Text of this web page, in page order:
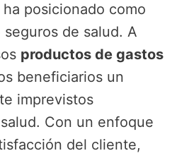
posicionado como
de salud. A
productos de gastos
beneficiarios un
imprevistos
Con un enfoque
del cliente,